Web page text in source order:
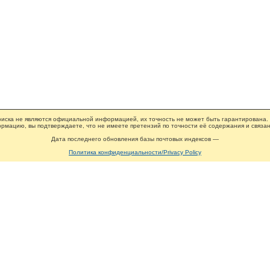
не являются официальной информацией, их точность не может быть гарантирована.
вы подтверждаете, что не имеете претензий по точности её содержания и
Дата последнего обновления базы почтовых индексов —
Политика конфиденциальности/Privacy Policy